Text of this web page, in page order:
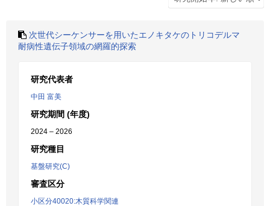
次世代シーケンサーを用いたエノキタケのトリコデルマ
耐病性遺伝子領域の網羅的探索
研究代表者
中田 富美
研究期間 (年度)
2024 – 2026
研究種目
基盤研究(C)
審査区分
小区分40020:木質科学関連